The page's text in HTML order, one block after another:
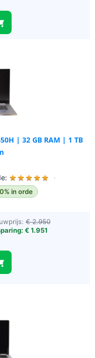
| 32 GB RAM | 1 TB
★ ★ ★ ★ ★
·
in orde
€ 2.950
€ 1.951